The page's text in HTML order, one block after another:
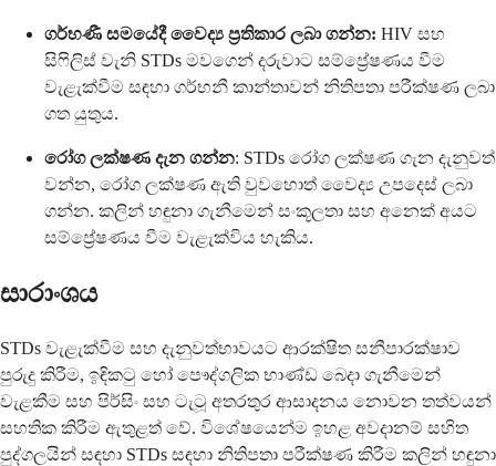
ගර්භණී සමයේදී වෛද්‍ය ප්‍රතිකාර ලබා ගන්න: HIV සහ
සිෆිලිස් වැනි STDs මවගෙන් දරුවාට සම්ප්‍රේෂණය වීම
වැළැක්වීම සඳහා ගර්භනී කාන්තාවන් නිතිපතා පරීක්ෂණ ලබා
ගත යුතුය.
රෝග ලක්ෂණ දැන ගන්න: STDs රෝග ලක්ෂණ ගැන දැනුවත්
වන්න, රෝග ලක්ෂණ ඇති වුවහොත් වෛද්‍ය උපදෙස් ලබා
ගන්න. කලින් හඳුනා ගැනීමෙන් සංකූලතා සහ අනෙක් අයට
සම්ප්‍රේෂණය වීම වැළැක්විය හැකිය.
සාරාංශය
STDs වැළැක්වීම සහ දැනුවත්භාවයට ආරක්ෂිත සනීපාරක්ෂාව
පුරුදු කිරීම, ඉඳිකටු හෝ පෞද්ගලික භාණ්ඩ බෙදා ගැනීමෙන්
වැළකීම සහ පිර්සිං සහ ටැටූ අතරතුර ආසාදනය නොවන තත්වයන්
සහතික කිරීම ඇතුළත් වේ. විශේෂයෙන්ම ඉහළ අවදානම් සහිත
පුද්ගලයින් සඳහා STDs සඳහා නිතිපතා පරීක්ෂණ කිරීම කලින් හඳුනා